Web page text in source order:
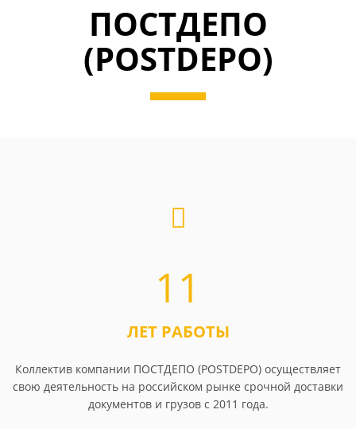
ПОСТДЕПО
(POSTDEPO)
11
ЛЕТ РАБОТЫ
Коллектив компании ПОСТДЕПО (POSTDEPO) осуществляет
свою деятельность на российском рынке срочной доставки
документов и грузов с 2011 года.